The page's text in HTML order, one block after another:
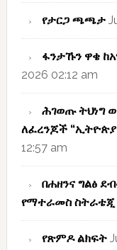
የታርጋ ጫጫታ
ፋንታኹን ዋቄ
2026 02:12 am
ሕገወጡ ትህነግ
ለፈረንጆች
12:57 am
በሐዘንና ግልፅ
የማተራመስ ስትራቴጂ
የጽምዶ ልክፍት